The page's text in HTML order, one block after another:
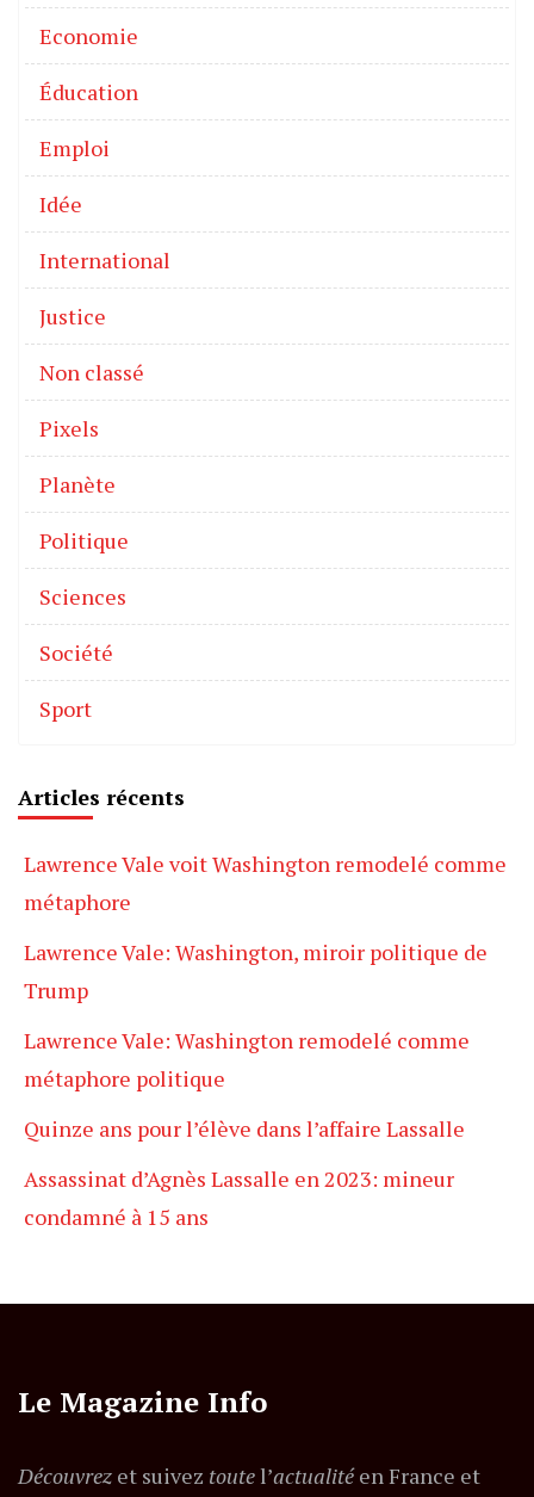
Economie
Éducation
Emploi
Idée
International
Justice
Non classé
Pixels
Planète
Politique
Sciences
Société
Sport
Articles récents
Lawrence Vale voit Washington remodelé comme
métaphore
Lawrence Vale: Washington, miroir politique de
Trump
Lawrence Vale: Washington remodelé comme
métaphore politique
Quinze ans pour l’élève dans l’affaire Lassalle
Assassinat d’Agnès Lassalle en 2023: mineur
condamné à 15 ans
Le Magazine Info
Découvrez et suivez toutel’actualitéen France et